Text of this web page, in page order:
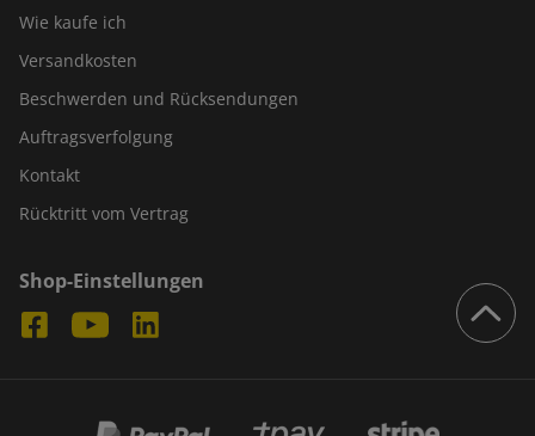
Wie kaufe ich
Versandkosten
Beschwerden und Rücksendungen
Auftragsverfolgung
Kontakt
Rücktritt vom Vertrag
Shop-Einstellungen